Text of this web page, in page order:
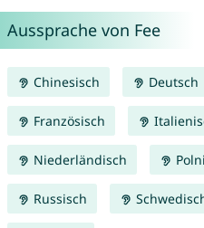
Aussprache von Fee
Chinesisch Deutsch
Französisch
Niederländisch
Russisch